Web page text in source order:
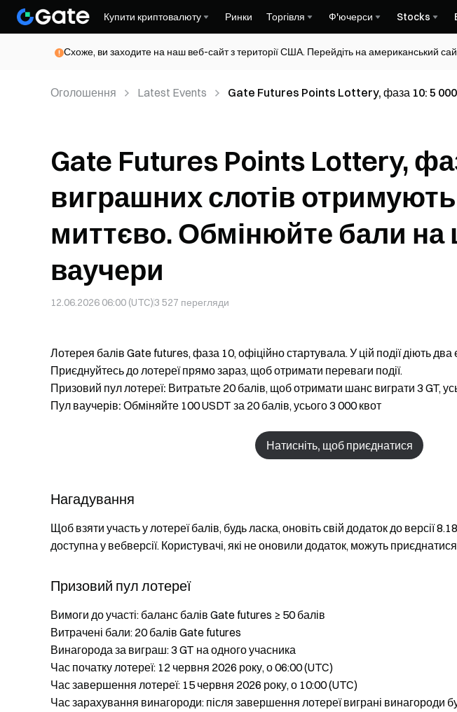
Купити криптовалюту Ринки Торгівля Ф'ючерси Stocks
Схоже, ви заходите на наш веб-сайт з території США. Перейдіть на американський
Оголошення Latest Events
Gate Futures Points Lottery, фаза 10: 5 000
Gate Futures Points Lottery,
виграшних слотів отримують
миттєво. Обмінюйте бали на
ваучери
12.06.2026 06:00 (UTC)3 527 перегляди
Лотерея балів Gate futures, фаза 10, офіційно стартувала. У цій події діють два
Приєднуйтесь до лотереї прямо зараз, щоб отримати переваги події.
Призовий пул лотереї: Витратьте 20 балів, щоб отримати шанс виграти 3 GT,
Пул ваучерів: Обміняйте 100 USDT за 20 балів, усього 3 000 квот
Натисніть, щоб приєднатися
Нагадування
Щоб взяти участь у лотереї балів, будь ласка, оновіть свій додаток до версії
доступна у вебверсії. Користувачі, які не оновили додаток, можуть
Призовий пул лотереї
Вимоги до участі: баланс балів Gate futures ≥ 50 балів
Витрачені бали: 20 балів Gate futures
Винагорода за виграш: 3 GT на одного учасника
Час початку лотереї: 12 червня 2026 року, о 06:00 (UTC)
Час завершення лотереї: 15 червня 2026 року, о 10:00 (UTC)
Час зарахування винагороди: після завершення лотереї виграні винагороди